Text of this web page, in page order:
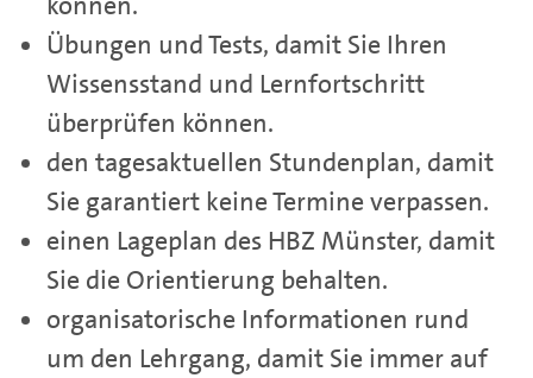
Übungen und Tests, damit Sie Ihren
Wissensstand und Lernfortschritt
überprüfen können.
den tagesaktuellen Stundenplan, damit
Sie garantiert keine Termine verpassen.
einen Lageplan des HBZ Münster, damit
Sie die Orientierung behalten.
organisatorische Informationen rund
um den Lehrgang, damit Sie immer auf